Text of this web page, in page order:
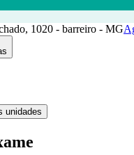
1020 - barreiro - MG
unidades